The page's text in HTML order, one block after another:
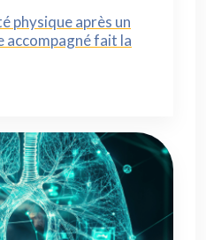
physique après un
accompagné fait la